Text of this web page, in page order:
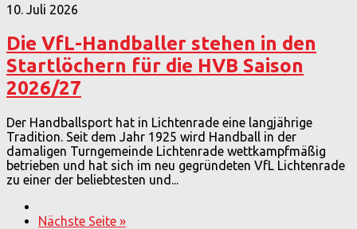
10. Juli 2026
Die VfL-Handballer stehen in den
Startlöchern für die HVB Saison
2026/27
Der Handballsport hat in Lichtenrade eine langjährige
Tradition. Seit dem Jahr 1925 wird Handball in der
damaligen Turngemeinde Lichtenrade wettkampfmäßig
betrieben und hat sich im neu gegründeten VfL Lichtenrade
zu einer der beliebtesten und...
Nächste Seite »